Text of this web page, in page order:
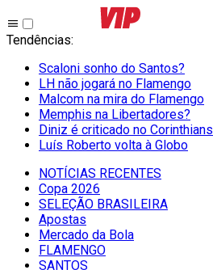
Tendências:
Scaloni sonho do Santos?
LH não jogará no Flamengo
Malcom na mira do Flamengo
Memphis na Libertadores?
Diniz é criticado no Corinthians
Luís Roberto volta à Globo
NOTÍCIAS RECENTES
Copa 2026
SELEÇÃO BRASILEIRA
Apostas
Mercado da Bola
FLAMENGO
SANTOS